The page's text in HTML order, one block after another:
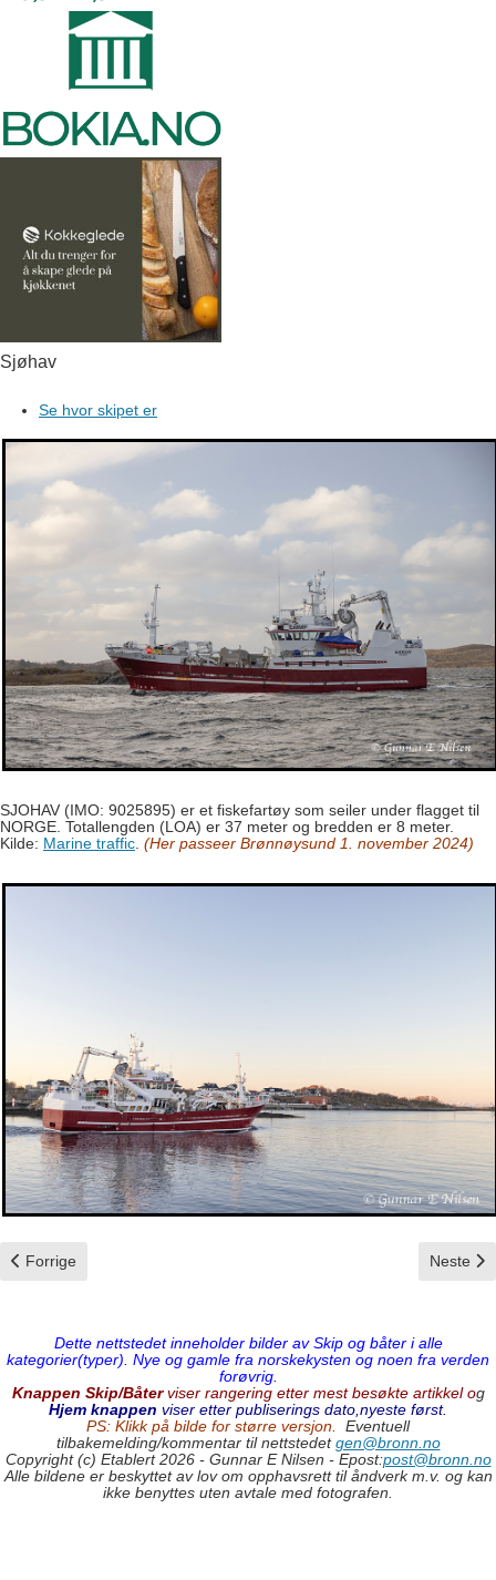
Sjøhav
Se hvor skipet er
SJOHAV (IMO: 9025895) er et fiskefartøy som seiler under flagget til
NORGE. Totallengden (LOA) er 37 meter og bredden er 8 meter.
Kilde: Marine traffic. (Her passeer Brønnøysund 1. november 2024)
Forrige artikkel: Sjarmør
Forrige Neste
Neste
Dette nettstedet inneholder bilder av Skip og båter i alle
kategorier(typer). Nye og gamle fra norskekysten og noen fra verden
forøvrig.
Knappen Skip/Båterviser rangering etter mest besøkte artikkel og
Hjem knappen viser etter publiserings dato,nyeste først.
PS: Klikk på bilde for større versjon.
Eventuell
tilbakemelding/kommentar til nettstedetgen@bronn.no
Copyright (c) Etablert 2026 - Gunnar E Nilsen - Epost:post@bronn.no
Alle bildene er beskyttet av lov om opphavsrett til åndverk m.v. og kan
ikke benyttes uten avtale med fotografen.